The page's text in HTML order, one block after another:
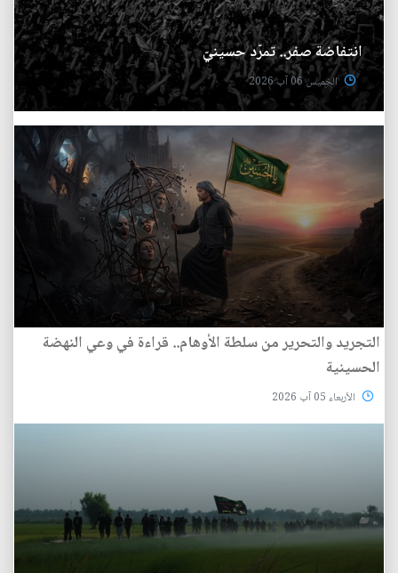
انتفاضة صفر.. تمرّد حسينيّ
الخميس 06 آب 2026
التجريد والتحرير من سلطة الأوهام.. قراءة في وعي النهضة
الحسينية
الأربعاء 05 آب 2026